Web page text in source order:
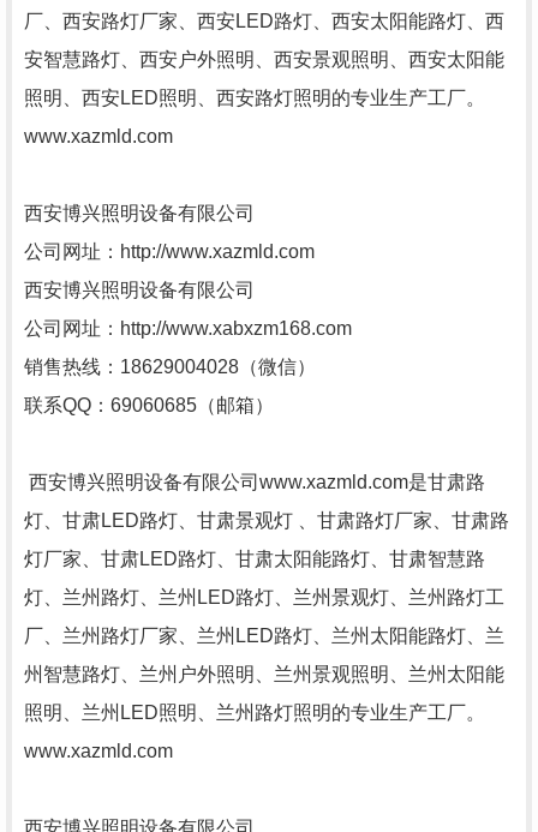
厂、西安路灯厂家、西安LED路灯、西安太阳能路灯、西
安智慧路灯、西安户外照明、西安景观照明、西安太阳能
照明、西安LED照明、西安路灯照明的专业生产工厂。
www.xazmld.com
西安博兴照明设备有限公司
公司网址：http://www.xazmld.com
西安博兴照明设备有限公司
公司网址：http://www.xabxzm168.com
销售热线：18629004028（微信）
联系QQ：69060685（邮箱）
西安博兴照明设备有限公司www.xazmld.com是甘肃路
灯、甘肃LED路灯、甘肃景观灯 、甘肃路灯厂家、甘肃路
灯厂家、甘肃LED路灯、甘肃太阳能路灯、甘肃智慧路
灯、兰州路灯、兰州LED路灯、兰州景观灯、兰州路灯工
厂、兰州路灯厂家、兰州LED路灯、兰州太阳能路灯、兰
州智慧路灯、兰州户外照明、兰州景观照明、兰州太阳能
照明、兰州LED照明、兰州路灯照明的专业生产工厂。
www.xazmld.com
西安博兴照明设备有限公司